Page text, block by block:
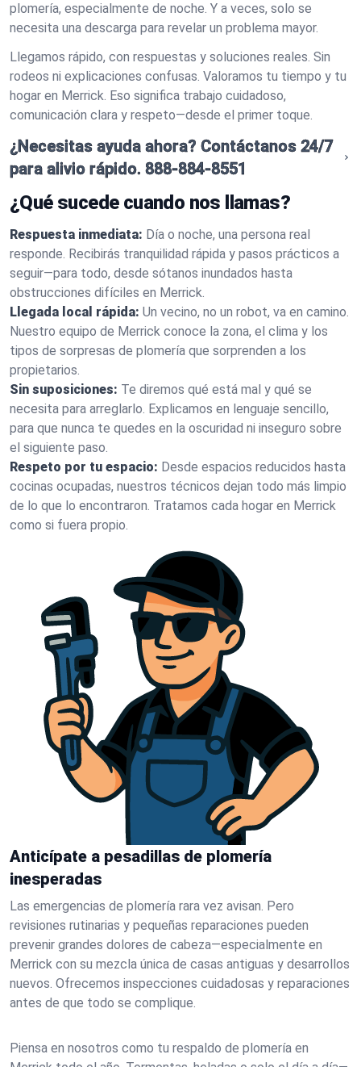
plomería, especialmente de noche. Y a veces, solo se
necesita una descarga para revelar un problema mayor.
Llegamos rápido, con respuestas y soluciones reales. Sin
rodeos ni explicaciones confusas. Valoramos tu tiempo y tu
hogar en Merrick. Eso significa trabajo cuidadoso,
comunicación clara y respeto—desde el primer toque.
¿Necesitas ayuda ahora? Contáctanos 24/7
para alivio rápido. 888-884-8551
¿Qué sucede cuando nos llamas?
Respuesta inmediata: Día o noche, una persona real
responde. Recibirás tranquilidad rápida y pasos prácticos a
seguir—para todo, desde sótanos inundados hasta
obstrucciones difíciles en Merrick.
Llegada local rápida: Un vecino, no un robot, va en camino.
Nuestro equipo de Merrick conoce la zona, el clima y los
tipos de sorpresas de plomería que sorprenden a los
propietarios.
Sin suposiciones: Te diremos qué está mal y qué se
necesita para arreglarlo. Explicamos en lenguaje sencillo,
para que nunca te quedes en la oscuridad ni inseguro sobre
el siguiente paso.
Respeto por tu espacio: Desde espacios reducidos hasta
cocinas ocupadas, nuestros técnicos dejan todo más limpio
de lo que lo encontraron. Tratamos cada hogar en Merrick
como si fuera propio.
Anticípate a pesadillas de plomería
inesperadas
Las emergencias de plomería rara vez avisan. Pero
revisiones rutinarias y pequeñas reparaciones pueden
prevenir grandes dolores de cabeza—especialmente en
Merrick con su mezcla única de casas antiguas y desarrollos
nuevos. Ofrecemos inspecciones cuidadosas y reparaciones
antes de que todo se complique.
Piensa en nosotros como tu respaldo de plomería en